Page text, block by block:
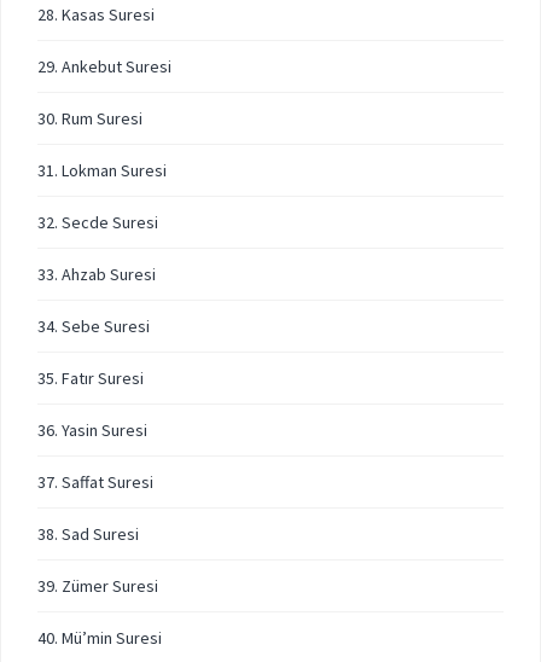
28. Kasas Suresi
29. Ankebut Suresi
30. Rum Suresi
31. Lokman Suresi
32. Secde Suresi
33. Ahzab Suresi
34. Sebe Suresi
35. Fatır Suresi
36. Yasin Suresi
37. Saffat Suresi
38. Sad Suresi
39. Zümer Suresi
40. Mü’min Suresi